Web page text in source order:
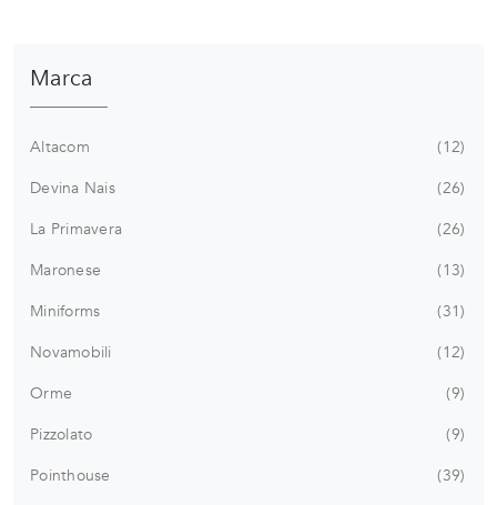
Marca
Altacom
12
Devina Nais
26
La Primavera
26
Maronese
13
Miniforms
31
Novamobili
12
Orme
9
Pizzolato
9
Pointhouse
39